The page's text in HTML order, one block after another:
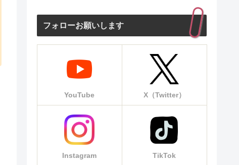
フォローお願いします
YouTube X（Twitter）
Instagram TikTok